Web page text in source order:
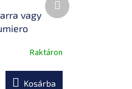
vagy
Raktáron
Kosárba
termék